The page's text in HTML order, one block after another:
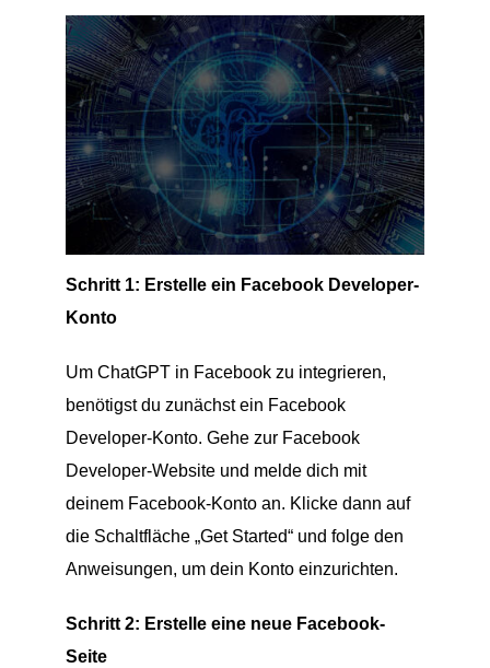
Schritt 1: Erstelle ein Facebook Developer-
Konto
Um ChatGPT in Facebook zu integrieren,
benötigst du zunächst ein Facebook
Developer-Konto. Gehe zur Facebook
Developer-Website und melde dich mit
deinem Facebook-Konto an. Klicke dann auf
die Schaltfläche „Get Started“ und folge den
Anweisungen, um dein Konto einzurichten.
Schritt 2: Erstelle eine neue Facebook-
Seite